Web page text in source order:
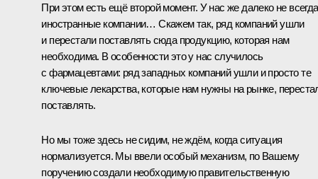
При этом есть ещё второй момент. У нас же далеко не всегда
иностранные компании… Скажем так, ряд компаний ушли
и перестали поставлять сюда продукцию, которая нам
необходима. В особенности это у нас случилось
с фармацевтами: ряд западных компаний ушли и просто те
ключевые лекарства, которые нам нужны на рынке,
поставлять.
Но мы тоже здесь не сидим, не ждём, когда ситуация
нормализуется. Мы ввели особый механизм, по Вашему
поручению создали необходимую правительственную